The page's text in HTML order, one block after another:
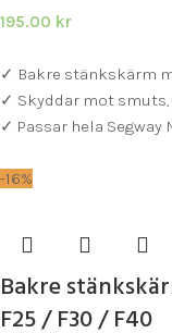
195.00 kr
✓ Bakre stänkskärm
✓ Skyddar mot
✓ Passar hela
-16%
Bakre
F25 / F30 / F40